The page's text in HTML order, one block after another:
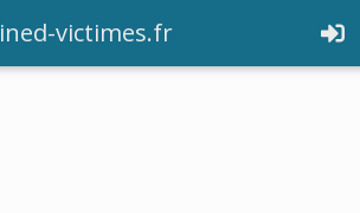
ined-victimes.fr